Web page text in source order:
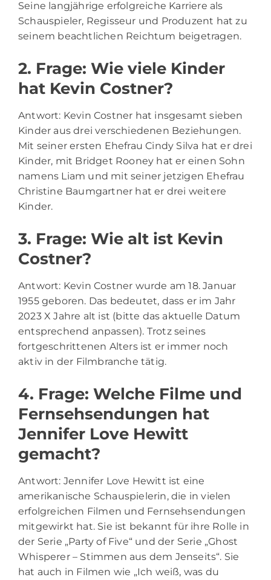
Seine langjährige erfolgreiche Karriere als
Schauspieler, Regisseur und Produzent hat zu
seinem beachtlichen Reichtum beigetragen.
2. Frage: Wie viele Kinder
hat Kevin Costner?
Antwort: Kevin Costner hat insgesamt sieben
Kinder aus drei verschiedenen Beziehungen.
Mit seiner ersten Ehefrau Cindy Silva hat er drei
Kinder, mit Bridget Rooney hat er einen Sohn
namens Liam und mit seiner jetzigen Ehefrau
Christine Baumgartner hat er drei weitere
Kinder.
3. Frage: Wie alt ist Kevin
Costner?
Antwort: Kevin Costner wurde am 18. Januar
1955 geboren. Das bedeutet, dass er im Jahr
2023 X Jahre alt ist (bitte das aktuelle Datum
entsprechend anpassen). Trotz seines
fortgeschrittenen Alters ist er immer noch
aktiv in der Filmbranche tätig.
4. Frage: Welche Filme und
Fernsehsendungen hat
Jennifer Love Hewitt
gemacht?
Antwort: Jennifer Love Hewitt ist eine
amerikanische Schauspielerin, die in vielen
erfolgreichen Filmen und Fernsehsendungen
mitgewirkt hat. Sie ist bekannt für ihre Rolle in
der Serie „Party of Five“ und der Serie „Ghost
Whisperer – Stimmen aus dem Jenseits“. Sie
hat auch in Filmen wie „Ich weiß, was du